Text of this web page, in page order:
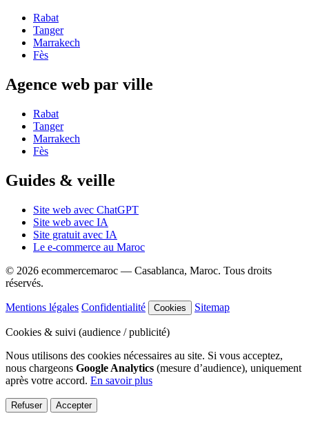
Rabat
Tanger
Marrakech
Fès
Agence web par ville
Rabat
Tanger
Marrakech
Fès
Guides & veille
Site web avec ChatGPT
Site web avec IA
Site gratuit avec IA
Le e-commerce au Maroc
© 2026 ecommercemaroc — Casablanca, Maroc. Tous droits
réservés.
Mentions légales Confidentialité Cookies Sitemap
Cookies & suivi (audience / publicité)
Nous utilisons des cookies nécessaires au site. Si vous acceptez,
nous chargeons Google Analytics (mesure d’audience), uniquement
après votre accord. En savoir plus
Refuser Accepter